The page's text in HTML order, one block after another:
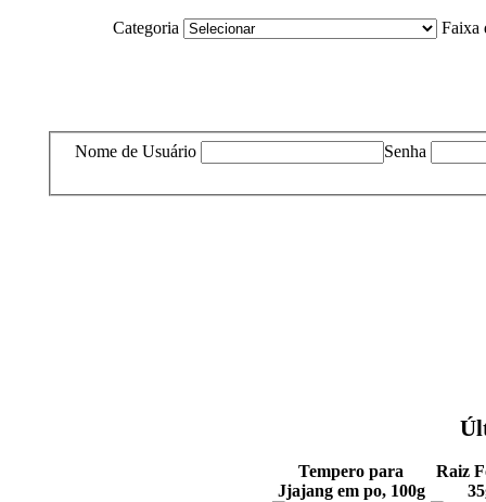
Categoria Faixa
Nome de Usuário Senha
Tempero para
Jjajang em po, 100g
Raiz